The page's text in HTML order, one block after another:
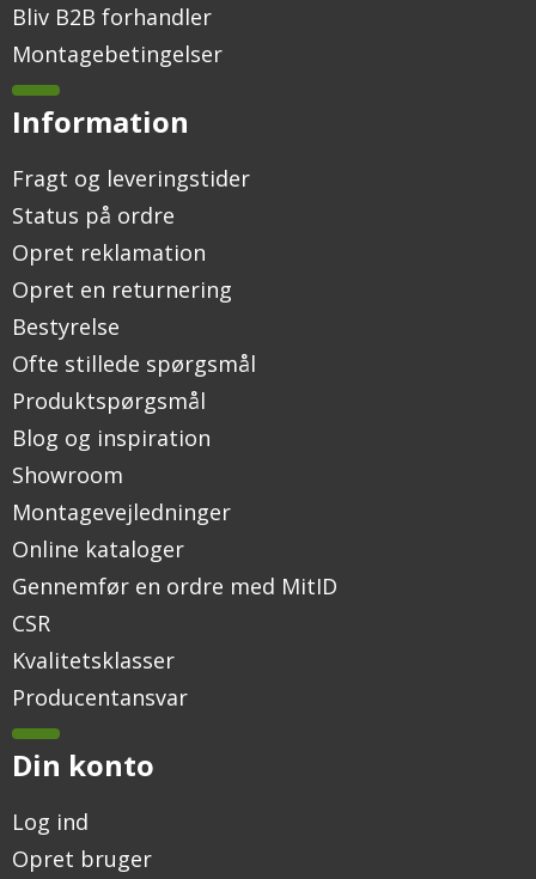
Bliv B2B forhandler
Montagebetingelser
Information
Fragt og leveringstider
Status på ordre
Opret reklamation
Opret en returnering
Bestyrelse
Ofte stillede spørgsmål
Produktspørgsmål
Blog og inspiration
Showroom
Montagevejledninger
Online kataloger
Gennemfør en ordre med MitID
CSR
Kvalitetsklasser
Producentansvar
Din konto
Log ind
Opret bruger